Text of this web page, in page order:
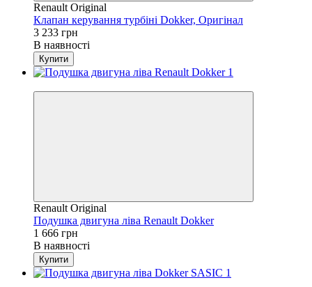
Renault Original
Клапан керування турбіні Dokker, Оригінал
3 233 грн
В наявності
Купити
Renault Original
Подушка двигуна ліва Renault Dokker
1 666 грн
В наявності
Купити